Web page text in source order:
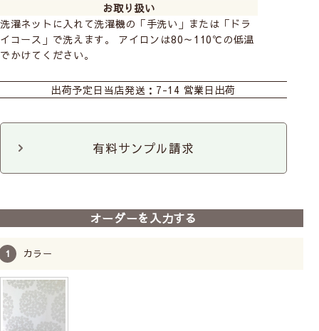
お取り扱い
洗濯ネットに入れて洗濯機の「手洗い」または「ドラ
イコース」で洗えます。 アイロンは80～110℃の低温
でかけてください。
ダブルシェード のれん 既製のれん
カット生地
前
【北欧ブランドカーテン】
フロート｜岡理恵子｜クォ
次
出荷予定日 当店発送：7-14 営業日出荷
有料サンプル請求
オーダーを入力する
カラー